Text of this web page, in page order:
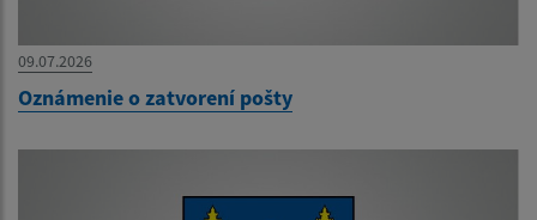
09.07.2026
Oznámenie o zatvorení pošty